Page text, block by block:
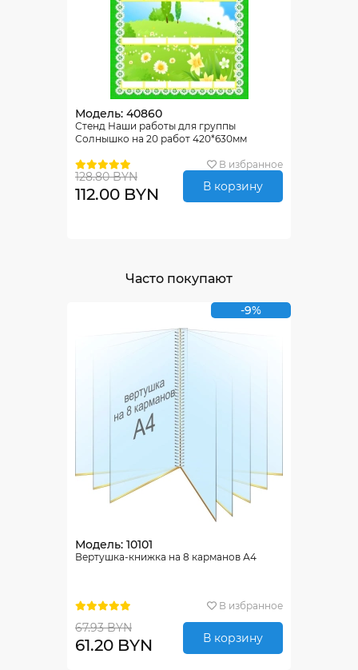
Модель: 40860
Стенд Наши работы для группы
Солнышко на 20 работ 420*630мм
В избранное
128.80 BYN
112.00 BYN В корзину
Часто покупают
-9%
Модель: 10101
Вертушка-книжка на 8 карманов А4
В избранное
67.93 BYN
61.20 BYN В корзину